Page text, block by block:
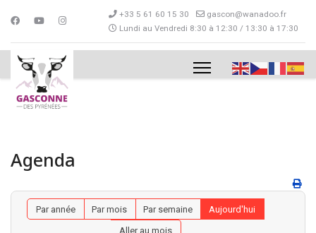
+33 5 61 60 15 30
gascon@wanadoo.fr
Lundi au Vendredi 8:30 à 12:30 / 13:30 à 17:30
Agenda
Par année Par mois Par semaine
Aujourd'hui
Aller au mois